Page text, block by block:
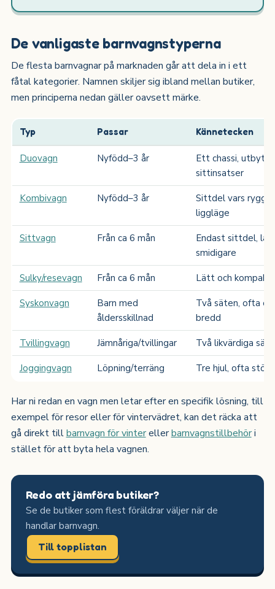
De vanligaste barnvagnstyperna
De flesta barnvagnar på marknaden går att dela in i ett
fåtal kategorier. Namnen skiljer sig ibland mellan butiker,
men principerna nedan gäller oavsett märke.
Typ Passar Kännetecken
Duovagn Nyfödd–3 år
Ett chassi,
sittinsatser
Kombivagn Nyfödd–3 år
Sittdel vars rygg
liggläge
Sittvagn Från ca 6 mån
Endast sittdel,
smidigare
Sulky/resevagn Från ca 6 mån Lätt och
Syskonvagn
Barn med
åldersskillnad
Två säten, ofta
bredd
Tvillingvagn Jämnåriga/tvillingar Två likvärdiga
Joggingvagn Löpning/terräng Tre hjul, ofta
Har ni redan en vagn men letar efter en specifik lösning, till
exempel för resor eller för vintervädret, kan det räcka att
gå direkt tillbarnvagn för vinterellerbarnvagnstillbehöri
stället för att byta hela vagnen.
Redo att jämföra butiker?
Se de butiker som flest föräldrar väljer när de
handlar barnvagn.
Till topplistan